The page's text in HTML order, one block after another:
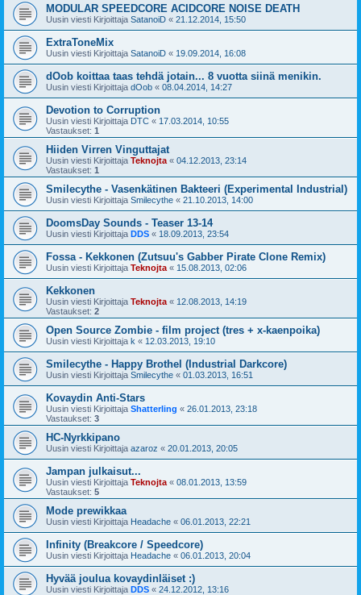
MODULAR SPEEDCORE ACIDCORE NOISE DEATH
Uusin viesti Kirjoittaja SatanoiD « 21.12.2014, 15:50
ExtraToneMix
Uusin viesti Kirjoittaja SatanoiD « 19.09.2014, 16:08
dOob koittaa taas tehdä jotain... 8 vuotta siinä menikin.
Uusin viesti Kirjoittaja dOob « 08.04.2014, 14:27
Devotion to Corruption
Uusin viesti Kirjoittaja DTC « 17.03.2014, 10:55
Vastaukset: 1
Hiiden Virren Vinguttajat
Uusin viesti Kirjoittaja Teknojta « 04.12.2013, 23:14
Vastaukset: 1
Smilecythe - Vasenkätinen Bakteeri (Experimental Industrial)
Uusin viesti Kirjoittaja Smilecythe « 21.10.2013, 14:00
DoomsDay Sounds - Teaser 13-14
Uusin viesti Kirjoittaja DDS « 18.09.2013, 23:54
Fossa - Kekkonen (Zutsuu's Gabber Pirate Clone Remix)
Uusin viesti Kirjoittaja Teknojta « 15.08.2013, 02:06
Kekkonen
Uusin viesti Kirjoittaja Teknojta « 12.08.2013, 14:19
Vastaukset: 2
Open Source Zombie - film project (tres + x-kaenpoika)
Uusin viesti Kirjoittaja k « 12.03.2013, 19:10
Smilecythe - Happy Brothel (Industrial Darkcore)
Uusin viesti Kirjoittaja Smilecythe « 01.03.2013, 16:51
Kovaydin Anti-Stars
Uusin viesti Kirjoittaja Shatterling « 26.01.2013, 23:18
Vastaukset: 3
HC-Nyrkkipano
Uusin viesti Kirjoittaja azaroz « 20.01.2013, 20:05
Jampan julkaisut...
Uusin viesti Kirjoittaja Teknojta « 08.01.2013, 13:59
Vastaukset: 5
Mode prewikkaa
Uusin viesti Kirjoittaja Headache « 06.01.2013, 22:21
Infinity (Breakcore / Speedcore)
Uusin viesti Kirjoittaja Headache « 06.01.2013, 20:04
Hyvää joulua kovaydinläiset :)
Uusin viesti Kirjoittaja DDS « 24.12.2012, 13:16